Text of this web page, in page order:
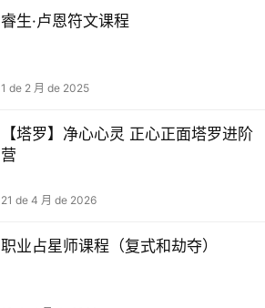
睿生·卢恩符文课程
1 de 2 月 de 2025
【塔罗】净心心灵 正心正面塔罗进阶
营
21 de 4 月 de 2026
职业占星师课程（复式和劫夺）